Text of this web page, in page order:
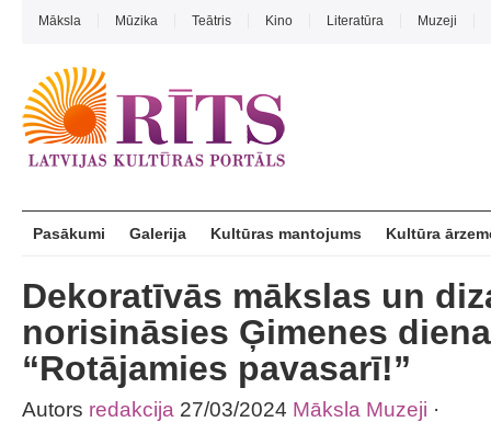
Māksla Mūzika Teātris Kino Literatūra Muzeji
Pasākumi Galerija Kultūras mantojums Kultūra
Dekoratīvās mākslas un
norisināsies Ģimenes diena
“Rotājamies pavasarī!”
Autors redakcija 27/03/2024 Māksla Muzeji ·